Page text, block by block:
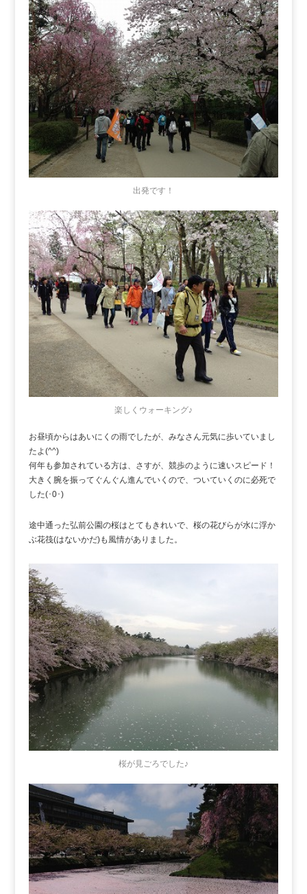
出発です！
楽しくウォーキング♪
お昼頃からはあいにくの雨でしたが、みなさん元気に歩いていまし
たよ(^^)
何年も参加されている方は、さすが、競歩のように速いスピード！
大きく腕を振ってぐんぐん進んでいくので、ついていくのに必死で
した(･0･)
途中通った弘前公園の桜はとてもきれいで、桜の花びらが水に浮か
ぶ花筏(はないかだ)も風情がありました。
桜が見ごろでした♪